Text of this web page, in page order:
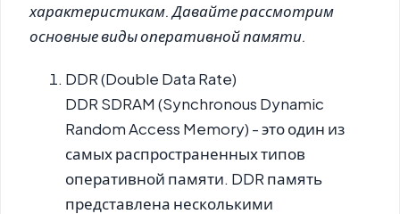
характеристикам. Давайте рассмотрим
основные виды оперативной памяти.
DDR (Double Data Rate)
DDR SDRAM (Synchronous Dynamic
Random Access Memory) - это один из
самых распространенных типов
оперативной памяти. DDR память
представлена несколькими